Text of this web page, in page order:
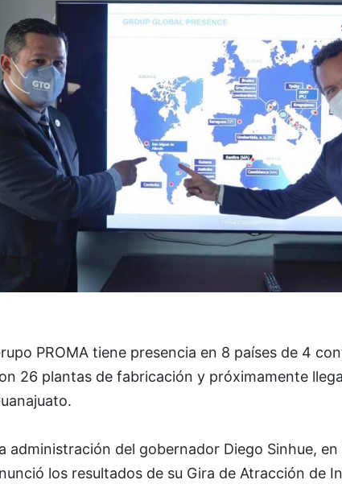
PROMA tiene presencia en 8 países de 4
26 plantas de fabricación y próximamente
administración del gobernador Diego Sinhue, en
los resultados de su Gira de Atracción de